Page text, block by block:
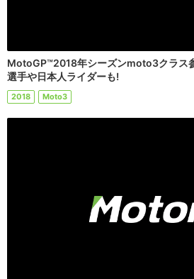
MotoGP™2018年シーズンmoto3クラス
選手や日本人ライダーも!
2018 Moto3